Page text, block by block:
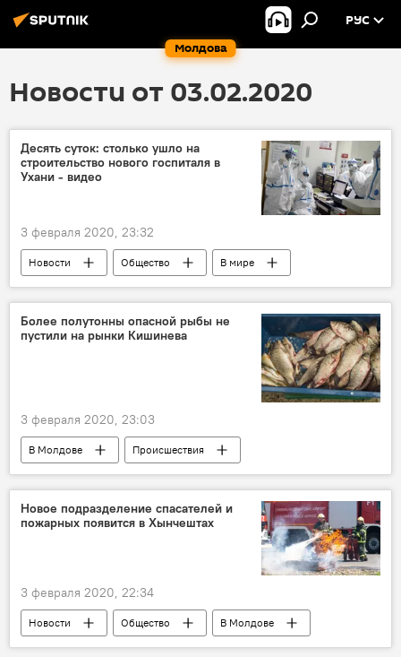
Молдова
РУС
Новости от 03.02.2020
Десять суток: столько ушло на
строительство нового госпиталя в
Ухани - видео
3 февраля 2020, 23:32
Новости Общество В мире
Более полутонны опасной рыбы не
пустили на рынки Кишинева
3 февраля 2020, 23:03
В Молдове
Происшествия
Новости
Новое подразделение спасателей и
пожарных появится в Хынчештах
3 февраля 2020, 22:34
Новости Общество
В Молдове
пожарные
спасатели